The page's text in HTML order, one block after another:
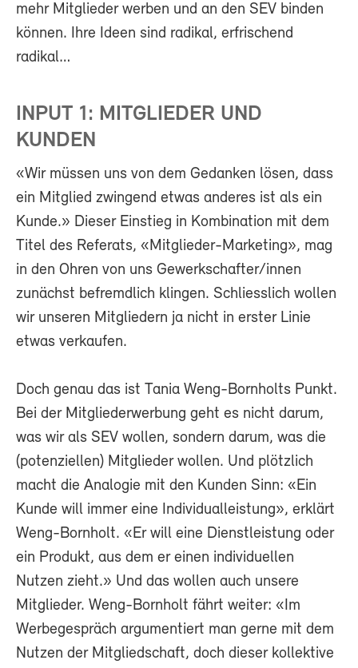
mehr Mitglieder werben und an den SEV binden
können. Ihre Ideen sind radikal, erfrischend
radikal…
INPUT 1: MITGLIEDER UND
KUNDEN
«Wir müssen uns von dem Gedanken lösen, dass
ein Mitglied zwingend etwas anderes ist als ein
Kunde.» Dieser Einstieg in Kombination mit dem
Titel des Referats, «Mitglieder-Marketing», mag
in den Ohren von uns Gewerkschafter/innen
zunächst befremdlich klingen. Schliesslich wollen
wir unseren Mitgliedern ja nicht in erster Linie
etwas verkaufen.
Doch genau das ist Tania Weng-Bornholts Punkt.
Bei der Mitgliederwerbung geht es nicht darum,
was wir als SEV wollen, sondern darum, was die
(potenziellen) Mitglieder wollen. Und plötzlich
macht die Analogie mit den Kunden Sinn: «Ein
Kunde will immer eine Individualleistung», erklärt
Weng-Bornholt. «Er will eine Dienstleistung oder
ein Produkt, aus dem er einen individuellen
Nutzen zieht.» Und das wollen auch unsere
Mitglieder. Weng-Bornholt fährt weiter: «Im
Werbegespräch argumentiert man gerne mit dem
Nutzen der Mitgliedschaft, doch dieser kollektive